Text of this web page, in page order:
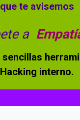
que te avisemos
a
sencillas
Hacking interno.